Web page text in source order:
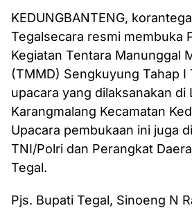
KEDUNGBANTENG,
Tegalsecara resmi membuka
Kegiatan Tentara Manunggal
(TMMD) Sengkuyung Tahap I
upacara yang dilaksanakan di
Karangmalang Kecamatan
Upacara pembukaan ini juga
TNI/Polri dan Perangkat
Tegal.
Pjs. Bupati Tegal, Sinoeng N